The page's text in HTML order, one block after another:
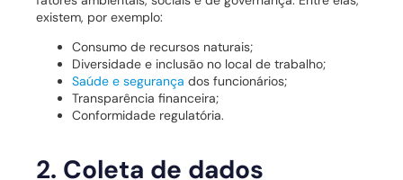
existem, por exemplo:
Consumo de recursos naturais;
Diversidade e inclusão no local de trabalho;
Saúde e segurança dos funcionários;
Transparência financeira;
Conformidade regulatória.
2. Coleta de dados